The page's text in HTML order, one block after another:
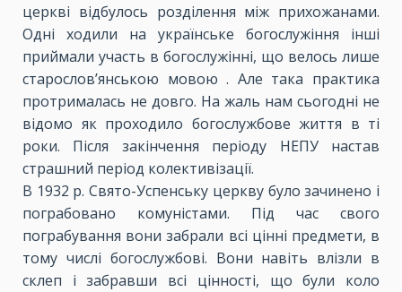
церкві відбулось розділення між прихожанами.
Одні ходили на українське богослужіння інші
приймали участь в богослужінні, що велось лише
старослов’янською мовою . Але така практика
протрималась не довго. На жаль нам сьогодні не
відомо як проходило богослужбове життя в ті
роки. Після закінчення періоду НЕПУ настав
страшний період колективізації.
В 1932 р. Свято-Успенську церкву було зачинено і
пограбовано комуністами. Під час свого
пограбування вони забрали всі цінні предмети, в
тому числі богослужбові. Вони навіть влізли в
склеп і забравши всі цінності, що були коло